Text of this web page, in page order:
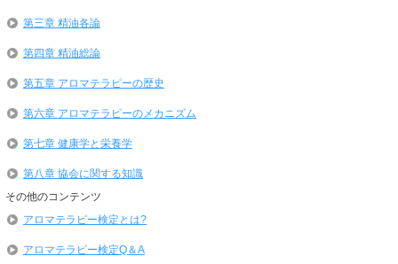
第三章 精油各論
第四章 精油総論
第五章 アロマテラピーの歴史
第六章 アロマテラピーのメカニズム
第七章 健康学と栄養学
第八章 協会に関する知識
その他のコンテンツ
アロマテラピー検定とは?
アロマテラピー検定Q＆A